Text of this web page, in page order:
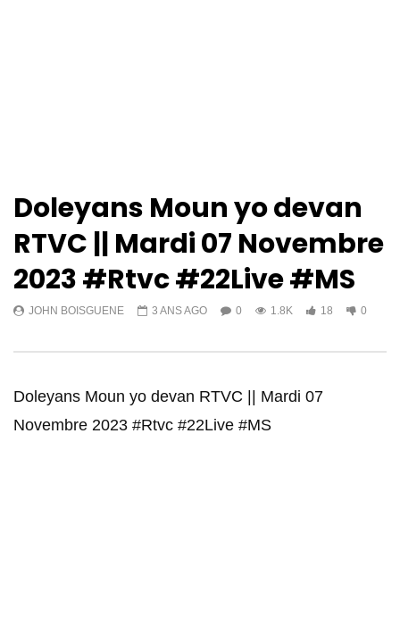
Doleyans Moun yo devan
RTVC || Mardi 07 Novembre
2023 #Rtvc #22Live #MS
JOHN BOISGUENE 3 ANS AGO 0 1.8K 18 0
Doleyans Moun yo devan RTVC || Mardi 07
Novembre 2023 #Rtvc #22Live #MS